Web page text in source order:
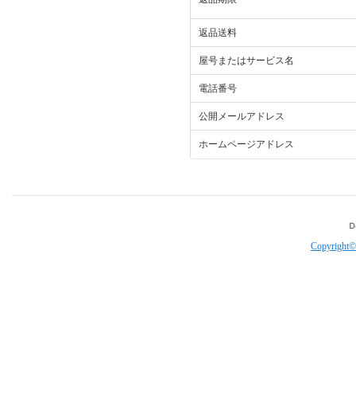
返品送料
屋号またはサービス名
電話番号
公開メールアドレス
ホームページアドレス
Copyright©